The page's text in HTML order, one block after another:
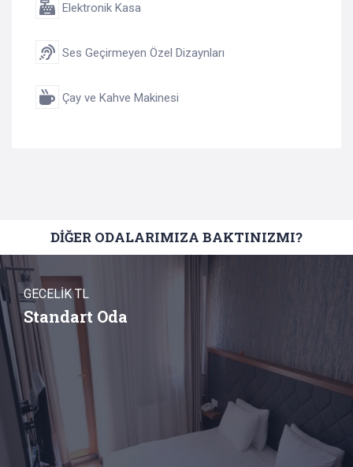
Elektronik Kasa
Ses Geçirmeyen Özel Dizaynları
Çay ve Kahve Makinesi
DİĞER ODALARIMIZA BAKTINIZMI?
GECELİK TL
Standart Oda